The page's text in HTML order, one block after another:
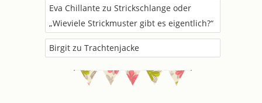
Eva Chillante zu Strickschlange oder
„Wieviele Strickmuster gibt es eigentlich?“
Birgit zu Trachtenjacke